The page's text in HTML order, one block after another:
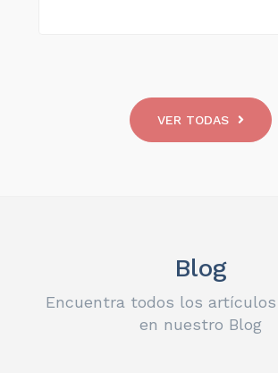
VER TODAS
Blog
Encuentra todos los
en nuestro Blog